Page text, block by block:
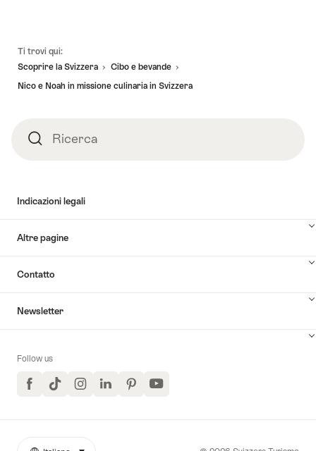
Ti trovi qui:
Scoprire la Svizzera
Cibo e bevande
Nico e Noah in missione culinaria in Svizzera
RicercaRicerca
Indicazioni legali
Altre pagine
Contatto
Newsletter
Follow us
FacebookTikTokInstagramLinkedInPinterestYouTube